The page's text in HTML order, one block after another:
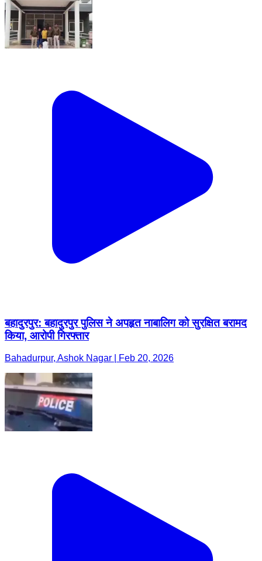
बहादुरपुर: बहादुरपुर पुलिस ने अपहृत नाबालिग को सुरक्षित बरामद
किया, आरोपी गिरफ्तार
Bahadurpur, Ashok Nagar | Feb 20, 2026